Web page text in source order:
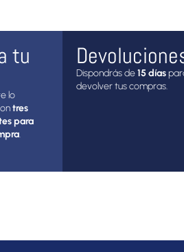
tu
lo
tres
para
.
Dispondrás de15 días
devolver tus compras.